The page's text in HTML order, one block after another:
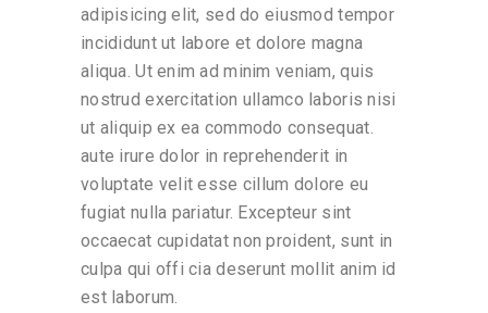
adipisicing elit, sed do eiusmod tempor
incididunt ut labore et dolore magna
aliqua. Ut enim ad minim veniam, quis
nostrud exercitation ullamco laboris nisi
ut aliquip ex ea commodo consequat.
aute irure dolor in reprehenderit in
voluptate velit esse cillum dolore eu
fugiat nulla pariatur. Excepteur sint
occaecat cupidatat non proident, sunt in
culpa qui offi cia deserunt mollit anim id
est laborum.